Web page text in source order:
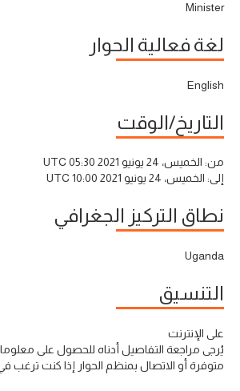
Minister
لغة فعالية الحوار
English
التاريخ/الوقت
من: الخميس، 24 يونيو 2021 05:30 UTC
إلى: الخميس، 24 يونيو 2021 10:00 UTC
نطاق التركيز الجغرافي
Uganda
التنسيق
على الإنترنت
يُرجى مراجعة التفاصيل أدناه للحصول على
متوفرة أو الاتصال بمنظم الحوار إذا كنت ترغب